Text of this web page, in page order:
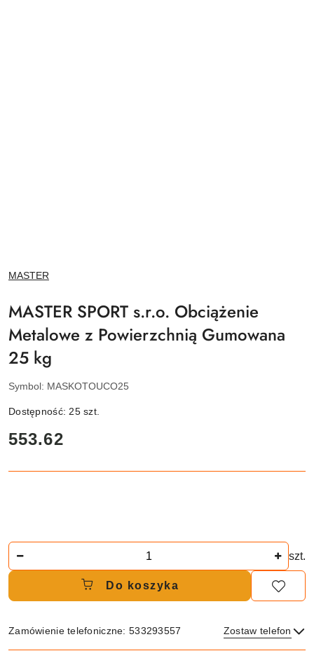
NAZWA
PRODUCENTA:
MASTER
MASTER SPORT s.r.o. Obciążenie
Metalowe z Powierzchnią Gumowana
25 kg
Symbol: MASKOTOUCO25
Dostępność: 25szt.
cena:
553.62
szt.
Do koszyka
Zamówienie telefoniczne: 533293557 Zostaw telefon